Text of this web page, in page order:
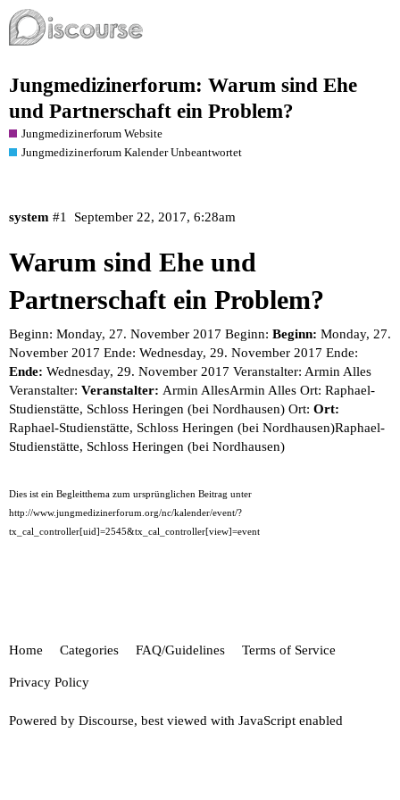
Jungmedizinerforum: Warum sind Ehe
und Partnerschaft ein Problem?
Jungmedizinerforum Website
Jungmedizinerforum Kalender Unbeantwortet
system September 22, 2017, 6:28am
#1
Warum sind Ehe und
Partnerschaft ein Problem?
Beginn: Monday, 27. November 2017 Beginn: Beginn: Monday, 27.
November 2017 Ende: Wednesday, 29. November 2017 Ende:
Ende: Wednesday, 29. November 2017 Veranstalter: Armin Alles
Veranstalter: Veranstalter: Armin AllesArmin Alles Ort: Raphael-
Studienstätte, Schloss Heringen (bei Nordhausen) Ort: Ort:
Raphael-Studienstätte, Schloss Heringen (bei Nordhausen)Raphael-
Studienstätte, Schloss Heringen (bei Nordhausen)
Dies ist ein Begleitthema zum ursprünglichen Beitrag unter
http://www.jungmedizinerforum.org/nc/kalender/event/?
tx_cal_controller[uid]=2545&tx_cal_controller[view]=event
Home Categories FAQ/Guidelines Terms of Service
Privacy Policy
Powered by Discourse, best viewed with JavaScript enabled